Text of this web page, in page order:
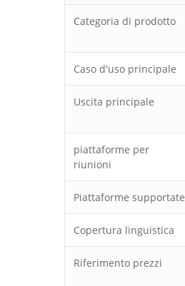
Categoria di prodotto
Caso d'uso principale
Uscita principale
piattaforme per
riunioni
Piattaforme supportate
Copertura linguistica
Riferimento prezzi